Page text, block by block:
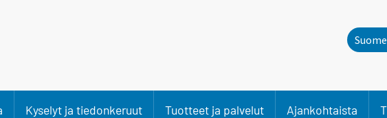
Kyselyt ja tiedonkeruut Tuotteet ja palvelut Ajankohtaista